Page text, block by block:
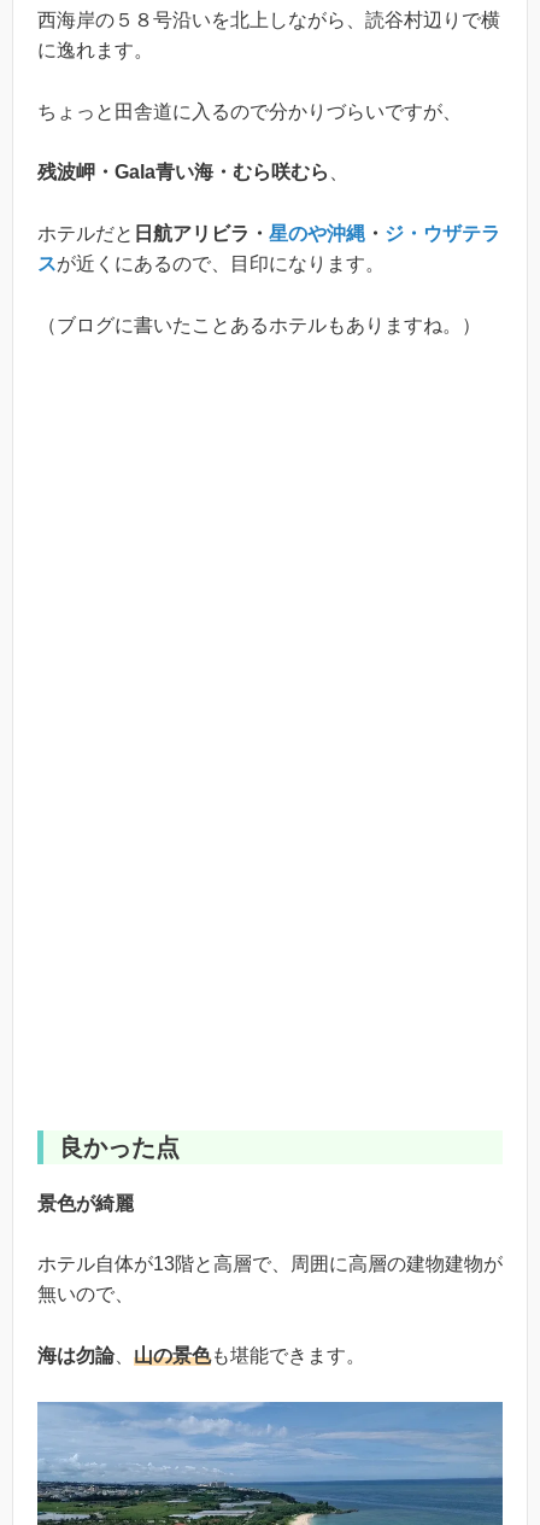
西海岸の５８号沿いを北上しながら、読谷村辺りで横
に逸れます。
ちょっと田舎道に入るので分かりづらいですが、
残波岬・Gala青い海・むら咲むら 、
ホテルだと 日航アリビラ・ 星のや沖縄 ・ ジ・ウザテラ
スが近くにあるので、目印になります。
（ブログに書いたことあるホテルもありますね。）
良かった点
景色が綺麗
ホテル自体が13階と高層で、周囲に高層の建物建物が
無いので、
海は勿論、 山の景色も堪能できます。